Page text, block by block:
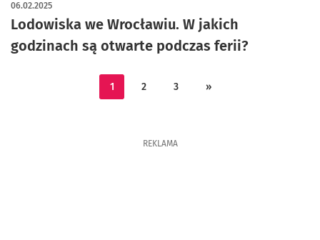
Lodowiska we Wrocławiu. W jakich
godzinach są otwarte podczas ferii?
06.02.2025
1 2 3 »
REKLAMA